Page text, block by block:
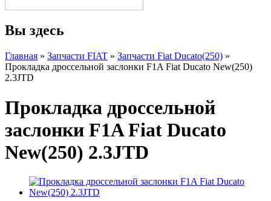
Вы здесь
Главная » Запчасти FIAT » Запчасти Fiat Ducato(250) »
Прокладка дроссельной заслонки F1A Fiat Ducato New(250)
2.3JTD
Прокладка дроссельной
заслонки F1A Fiat Ducato
New(250) 2.3JTD